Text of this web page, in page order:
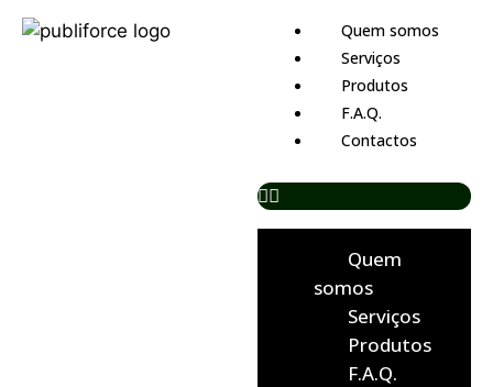
Quem somos
Serviços
Produtos
F.A.Q.
Contactos
Quem
somos
Serviços
Produtos
F.A.Q.